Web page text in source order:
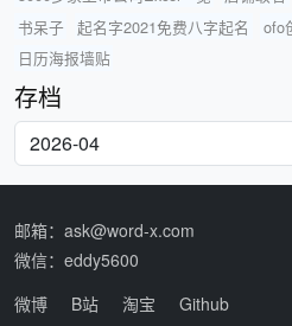
书呆子
起名字2021免费八字起名
ofo
日历海报墙贴
存档
邮箱：ask@word-x.com
微信：eddy5600
微博
B站 淘宝 Github